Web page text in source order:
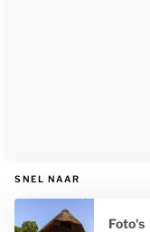
SNEL NAAR
Foto's